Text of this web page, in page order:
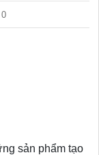
0
sản phẩm tạo